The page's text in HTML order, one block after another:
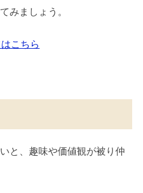
みましょう。
こちら
と、趣味や価値観が被り仲